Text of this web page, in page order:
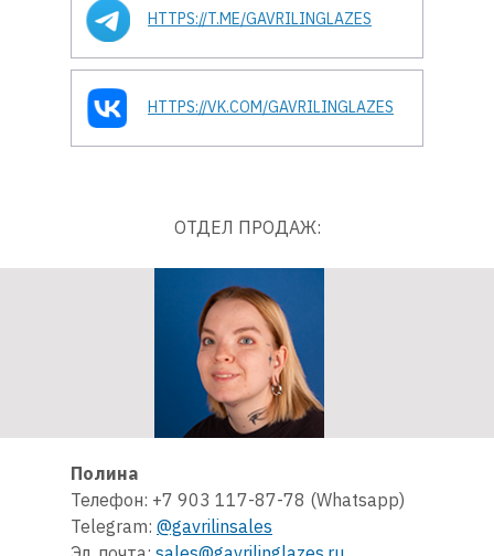
ОТДЕЛ ПРОДАЖ:
HTTPS://T.ME/GAVRILINGLAZES
HTTPS://VK.COM/GAVRILINGLAZES
Полина
Телефон: +7 903 117-87-78 (Whatsapp)
Telegram: @gavrilinsales